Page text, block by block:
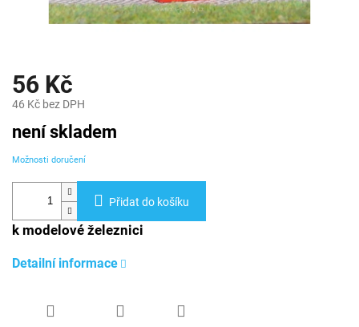
56 Kč
46 Kč bez DPH
cena:
není skladem
Možnosti doručení
Přidat do košíku
k modelové železnici
Detailní informace